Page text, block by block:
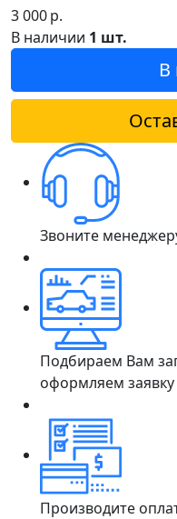
3 000р.
В наличии 1 шт.
В
Звоните
Подбираем Вам
оформляем заявку
Производите